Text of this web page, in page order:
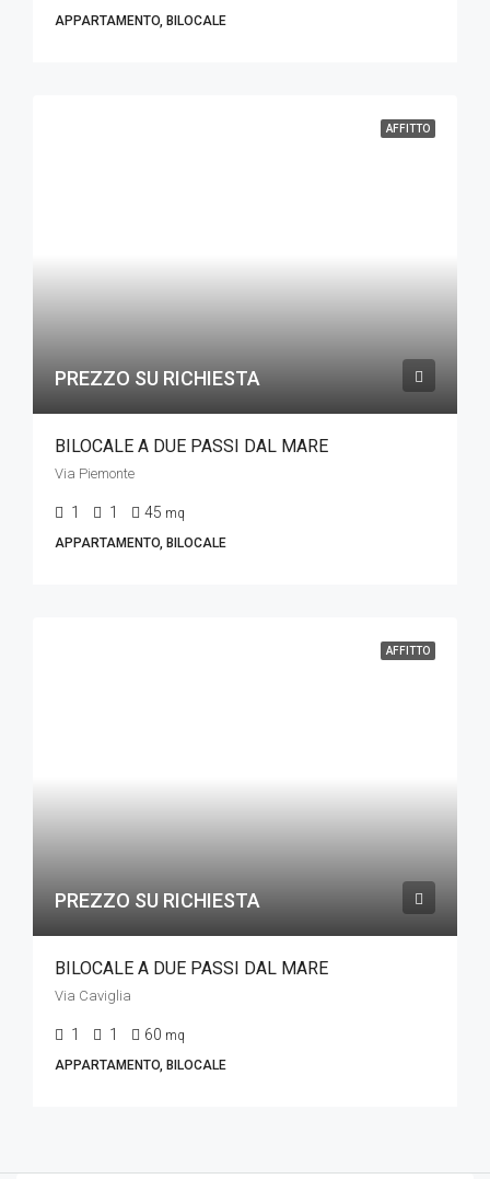
APPARTAMENTO, BILOCALE
AFFITTO
PREZZO SU RICHIESTA
BILOCALE A DUE PASSI DAL MARE
Via Piemonte
1 1 45 mq
APPARTAMENTO, BILOCALE
AFFITTO
PREZZO SU RICHIESTA
BILOCALE A DUE PASSI DAL MARE
Via Caviglia
1 1 60 mq
APPARTAMENTO, BILOCALE